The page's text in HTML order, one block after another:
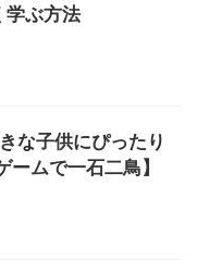
学ぶ方法
な子供にぴったり
ムで一石二鳥】